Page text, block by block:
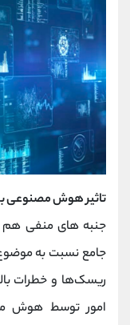
تاثیر هوش مصنوعی
جنبه های منفی هم
ریسک‌ها و خطرات
امور توسط هوش